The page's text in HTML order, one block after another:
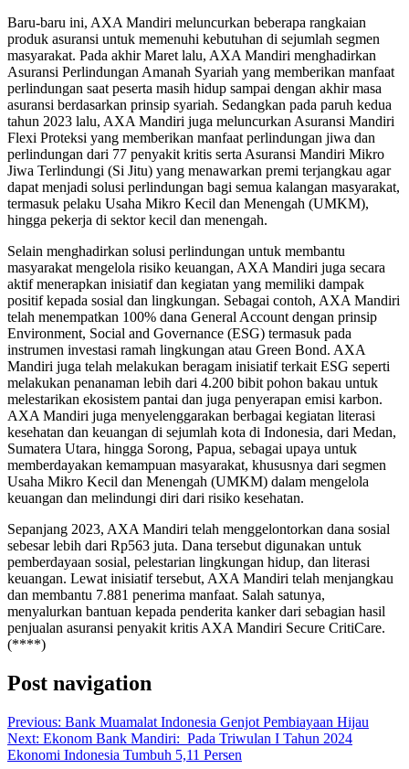
Baru-baru ini, AXA Mandiri meluncurkan beberapa rangkaian
produk asuransi untuk memenuhi kebutuhan di sejumlah segmen
masyarakat. Pada akhir Maret lalu, AXA Mandiri menghadirkan
Asuransi Perlindungan Amanah Syariah yang memberikan manfaat
perlindungan saat peserta masih hidup sampai dengan akhir masa
asuransi berdasarkan prinsip syariah. Sedangkan pada paruh kedua
tahun 2023 lalu, AXA Mandiri juga meluncurkan Asuransi Mandiri
Flexi Proteksi yang memberikan manfaat perlindungan jiwa dan
perlindungan dari 77 penyakit kritis serta Asuransi Mandiri Mikro
Jiwa Terlindungi (Si Jitu) yang menawarkan premi terjangkau agar
dapat menjadi solusi perlindungan bagi semua kalangan masyarakat,
termasuk pelaku Usaha Mikro Kecil dan Menengah (UMKM),
hingga pekerja di sektor kecil dan menengah.
Selain menghadirkan solusi perlindungan untuk membantu
masyarakat mengelola risiko keuangan, AXA Mandiri juga secara
aktif menerapkan inisiatif dan kegiatan yang memiliki dampak
positif kepada sosial dan lingkungan. Sebagai contoh, AXA Mandiri
telah menempatkan 100% dana General Account dengan prinsip
Environment, Social and Governance (ESG) termasuk pada
instrumen investasi ramah lingkungan atau Green Bond. AXA
Mandiri juga telah melakukan beragam inisiatif terkait ESG seperti
melakukan penanaman lebih dari 4.200 bibit pohon bakau untuk
melestarikan ekosistem pantai dan juga penyerapan emisi karbon.
AXA Mandiri juga menyelenggarakan berbagai kegiatan literasi
kesehatan dan keuangan di sejumlah kota di Indonesia, dari Medan,
Sumatera Utara, hingga Sorong, Papua, sebagai upaya untuk
memberdayakan kemampuan masyarakat, khususnya dari segmen
Usaha Mikro Kecil dan Menengah (UMKM) dalam mengelola
keuangan dan melindungi diri dari risiko kesehatan.
Sepanjang 2023, AXA Mandiri telah menggelontorkan dana sosial
sebesar lebih dari Rp563 juta. Dana tersebut digunakan untuk
pemberdayaan sosial, pelestarian lingkungan hidup, dan literasi
keuangan. Lewat inisiatif tersebut, AXA Mandiri telah menjangkau
dan membantu 7.881 penerima manfaat. Salah satunya,
menyalurkan bantuan kepada penderita kanker dari sebagian hasil
penjualan asuransi penyakit kritis AXA Mandiri Secure CritiCare.
(****)
Post navigation
Previous: Bank Muamalat Indonesia Genjot Pembiayaan Hijau
Next: Ekonom Bank Mandiri: Pada Triwulan I Tahun 2024
Ekonomi Indonesia Tumbuh 5,11 Persen